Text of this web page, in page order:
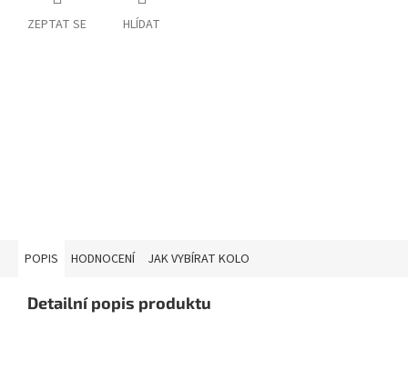
ZEPTAT SE HLÍDAT
POPIS HODNOCENÍ JAK VYBÍRAT KOLO
Detailní popis produktu